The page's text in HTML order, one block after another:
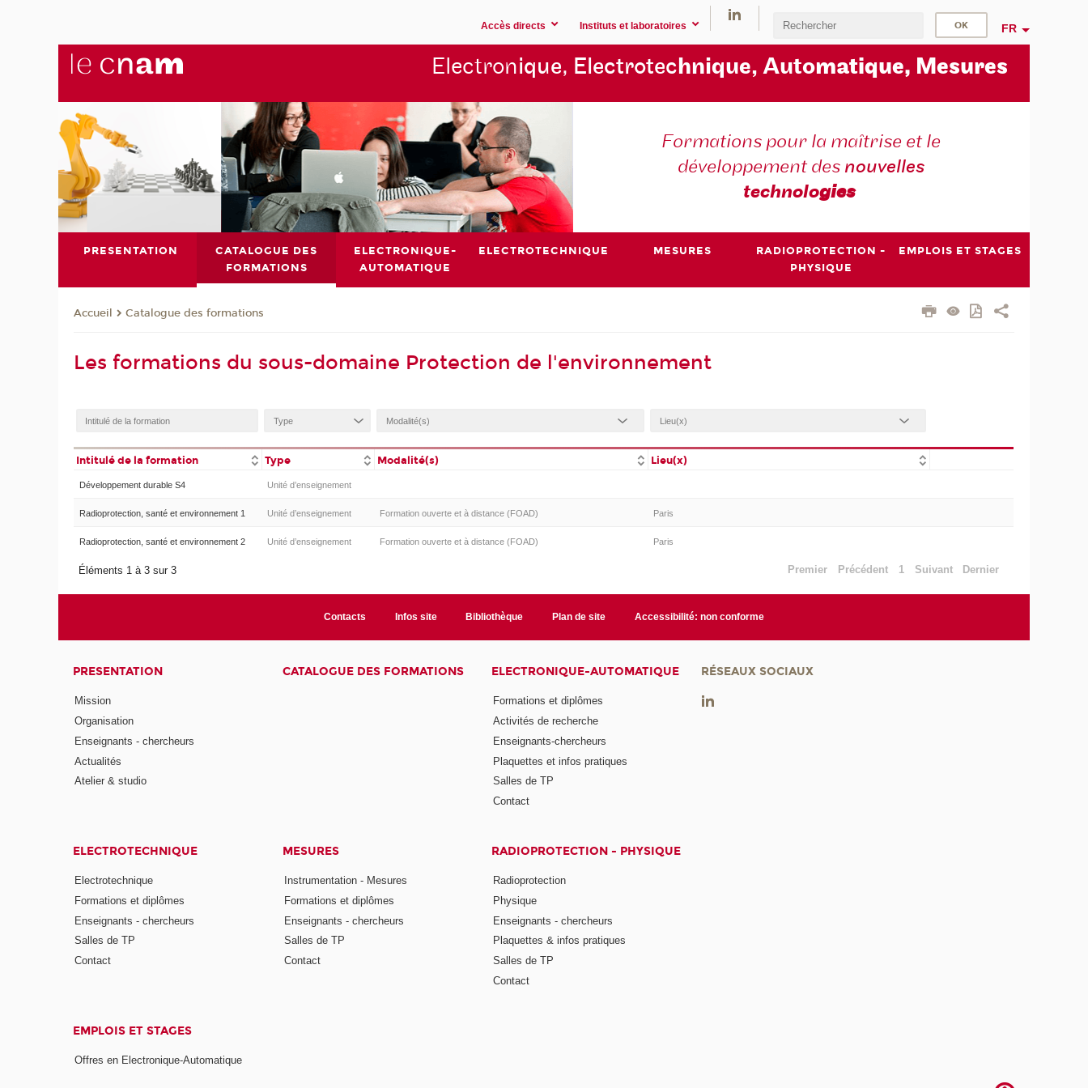
Accès directs Instituts et laboratoires FR
Electronique, Electrotechnique, Automatique, Mesures
Formations pour la maîtrise et le
développement des nouvelles
technologies
PRESENTATION
CATALOGUE DES
FORMATIONS
ELECTRONIQUE-
AUTOMATIQUE
ELECTROTECHNIQUE MESURES
RADIOPROTECTION -
PHYSIQUE
EMPLOIS ET STAGES
Accueil Catalogue des formations
Les formations du sous-domaine Protection de l'environnement
Intitulé de la formation Type Modalité(s) Lieu(x)
Développement durable S4 Unité d’enseignement
Radioprotection, santé et environnement 1 Unité d’enseignement Formation ouverte et à distance (FOAD) Paris
Radioprotection, santé et environnement 2 Unité d’enseignement Formation ouverte et à distance (FOAD) Paris
Éléments 1 à 3 sur 3 Premier Précédent 1 Suivant Dernier
Contacts Infos site Bibliothèque Plan de site Accessibilité: non conforme
PRESENTATION
Mission
Organisation
Enseignants - chercheurs
Actualités
Atelier & studio
CATALOGUE DES FORMATIONS ELECTRONIQUE-AUTOMATIQUE
Formations et diplômes
Activités de recherche
Enseignants-chercheurs
Plaquettes et infos pratiques
Salles de TP
Contact
ELECTROTECHNIQUE
Electrotechnique
Formations et diplômes
Enseignants - chercheurs
Salles de TP
Contact
MESURES
Instrumentation - Mesures
Formations et diplômes
Enseignants - chercheurs
Salles de TP
Contact
RADIOPROTECTION - PHYSIQUE
Radioprotection
Physique
Enseignants - chercheurs
Plaquettes & infos pratiques
Salles de TP
Contact
EMPLOIS ET STAGES
Offres en Electronique-Automatique
RÉSEAUX SOCIAUX